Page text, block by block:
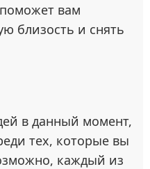
вам
близость и снять
в данный момент,
тех, которые вы
каждый из